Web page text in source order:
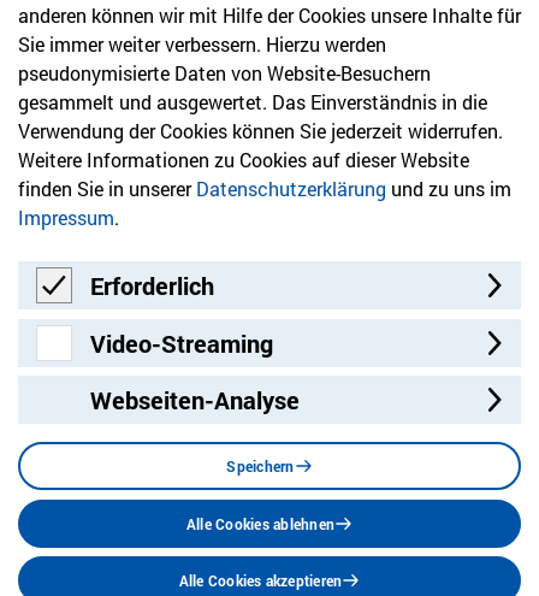
Newsletter
Bleiben Sie mit unserem Newsletter auf dem aktuellsten
Stand mit Themen, die Sie interessieren.
Jetzt anmelden
Besuchen Sie uns auf:
Instagram
Datenschutz Impressum
Barrierefreiheit
Stellenangebote
Sitemap
anderen können wir mit Hilfe der Cookies unsere Inhalte für
Sie immer weiter verbessern. Hierzu werden
pseudonymisierte Daten von Website-Besuchern
gesammelt und ausgewertet. Das Einverständnis in die
Verwendung der Cookies können Sie jederzeit widerrufen.
Weitere Informationen zu Cookies auf dieser Website
finden Sie in unsererDatenschutzerklärung und zu uns im
Impressum.
Erforderlich
Erforderlich
Video-Streaming
Video-Streaming
Webseiten-Analyse
Speichern
Alle Cookies ablehnen
Alle Cookies akzeptieren